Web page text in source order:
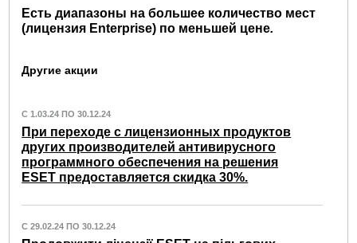
Есть диапазоны на большее количество мест
(лицензия Enterprise) по меньшей цене.
Другие акции
С 1.03.24 ПО 30.12.24
При переходе с лицензионных продуктов
других производителей антивирусного
программного обеспечения на решения
ESET предоставляется скидка 30%.
С 29.02.24 ПО 30.12.24